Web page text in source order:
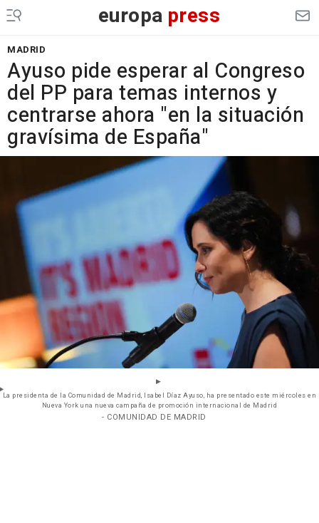
europa press
MADRID
Ayuso pide esperar al Congreso
del PP para temas internos y
centrarse ahora "en la situación
gravísima de España"
La presidenta de la Comunidad de Madrid, Isabel Díaz Ayuso, ha presentado este miércoles en
Nueva York una nueva campaña de promoción internacional de Madrid
- COMUNIDAD DE MADRID